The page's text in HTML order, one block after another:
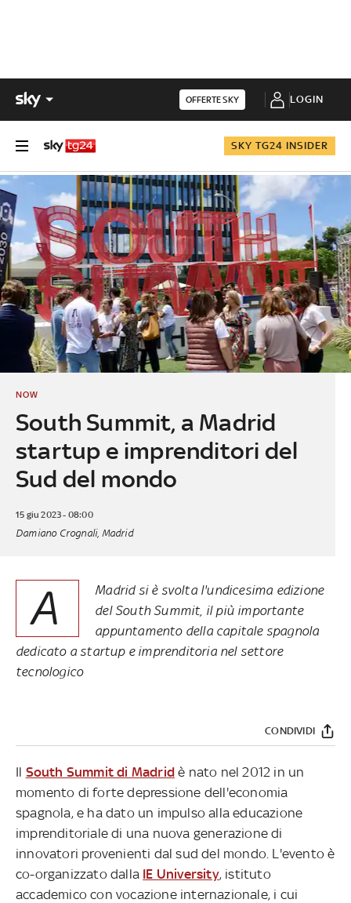
OFFERTE SKY LOGIN
SKY TG24 INSIDER
South Summit, a Madrid
startup e imprenditori del
Sud del mondo
NOW
15 giu 2023 - 08:00
Damiano Crognali, Madrid
A
Madrid si è svolta l'undicesima edizione
delSouth Summit, il più importante
appuntamento della capitale spagnola
dedicato a startup e imprenditoria nel settore
tecnologico
CONDIVIDI
Il South Summit di Madrid è nato nel 2012 in un
momento di forte depressione dell'economia
spagnola, e ha dato un impulso alla educazione
imprenditoriale di una nuova generazione di
innovatori provenienti dal sud del mondo. L'evento è
co-organizzato dalla IE University, istituto
accademico con vocazione internazionale, i cui